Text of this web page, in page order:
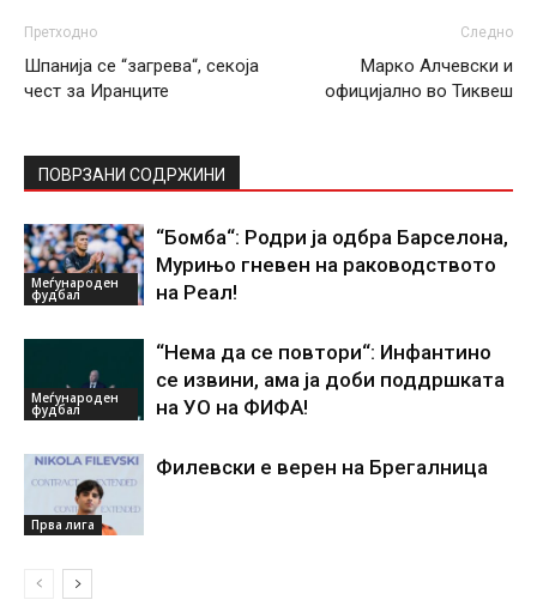
Претходно
Шпанија се “загрева“, секоја
чест за Иранците
Следно
Марко Алчевски и
официјално во Тиквеш
ПОВРЗАНИ СОДРЖИНИ
Меѓународен
фудбал
“Бомба“: Родри ја одбра Барселона,
Мурињо гневен на раководството
на Реал!
Меѓународен
фудбал
“Нема да се повтори“: Инфантино
се извини, ама ја доби поддршката
на УО на ФИФА!
Прва лига
Филевски е верен на Брегалница